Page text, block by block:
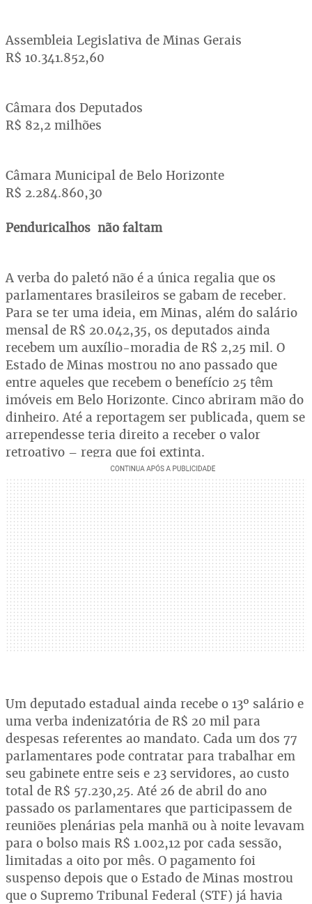
Assembleia Legislativa de Minas Gerais
R$ 10.341.852,60
Câmara dos Deputados
R$ 82,2 milhões
Câmara Municipal de Belo Horizonte
R$ 2.284.860,30
Penduricalhos não faltam
A verba do paletó não é a única regalia que os
parlamentares brasileiros se gabam de receber.
Para se ter uma ideia, em Minas, além do salário
mensal de R$ 20.042,35, os deputados ainda
recebem um auxílio-moradia de R$ 2,25 mil. O
Estado de Minas mostrou no ano passado que
entre aqueles que recebem o benefício 25 têm
imóveis em Belo Horizonte. Cinco abriram mão do
dinheiro. Até a reportagem ser publicada, quem se
arrependesse teria direito a receber o valor
retroativo – regra que foi extinta.
Um deputado estadual ainda recebe o 13º salário e
uma verba indenizatória de R$ 20 mil para
despesas referentes ao mandato. Cada um dos 77
parlamentares pode contratar para trabalhar em
seu gabinete entre seis e 23 servidores, ao custo
total de R$ 57.230,25. Até 26 de abril do ano
passado os parlamentares que participassem de
reuniões plenárias pela manhã ou à noite levavam
para o bolso mais R$ 1.002,12 por cada sessão,
limitadas a oito por mês. O pagamento foi
suspenso depois que o Estado de Minas mostrou
que o Supremo Tribunal Federal (STF) já havia